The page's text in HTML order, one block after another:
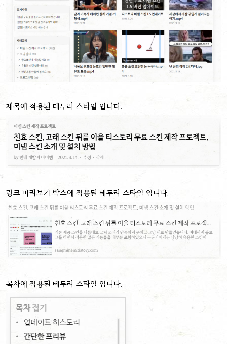
제목에 적용된 테두리 스타일 입니다.
링크 미리보기 박스에 적용된 테두리 스타일 입니다.
목차에 적용된 테두리 스타일 입니다.